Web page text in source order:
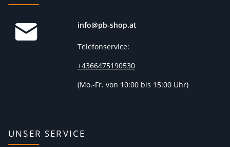
info@pb-shop.at
Telefonservice:
+4366475190530
(Mo.-Fr. von 10:00 bis 15:00 Uhr)
UNSER SERVICE